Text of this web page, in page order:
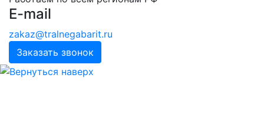
E-mail
zakaz@tralnegabarit.ru
Заказать звонок